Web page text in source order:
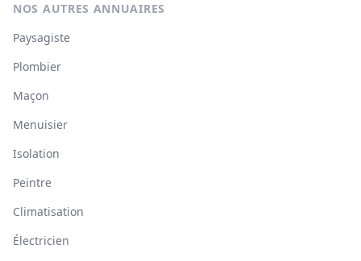
NOS AUTRES ANNUAIRES
Paysagiste
Plombier
Maçon
Menuisier
Isolation
Peintre
Climatisation
Électricien